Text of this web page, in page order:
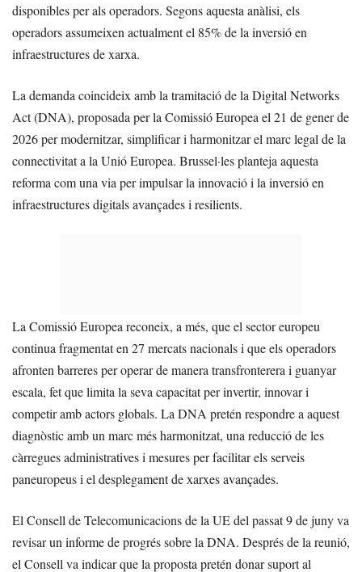
disponibles per als operadors. Segons aquesta anàlisi, els
operadors assumeixen actualment el 85% de la inversió en
infraestructures de xarxa.
La demanda coincideix amb la tramitació de la Digital Networks
Act (DNA), proposada per la Comissió Europea el 21 de gener de
2026 per modernitzar, simplificar i harmonitzar el marc legal de la
connectivitat a la Unió Europea. Brussel·les planteja aquesta
reforma com una via per impulsar la innovació i la inversió en
infraestructures digitals avançades i resilients.
La Comissió Europea reconeix, a més, que el sector europeu
continua fragmentat en 27 mercats nacionals i que els operadors
afronten barreres per operar de manera transfronterera i guanyar
escala, fet que limita la seva capacitat per invertir, innovar i
competir amb actors globals. La DNA pretén respondre a aquest
diagnòstic amb un marc més harmonitzat, una reducció de les
càrregues administratives i mesures per facilitar els serveis
paneuropeus i el desplegament de xarxes avançades.
El Consell de Telecomunicacions de la UE del passat 9 de juny va
revisar un informe de progrés sobre la DNA. Després de la reunió,
el Consell va indicar que la proposta pretén donar suport al